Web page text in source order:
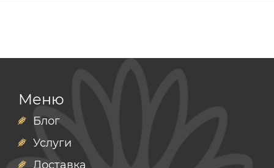
Меню
Блог
Услуги
Доставка